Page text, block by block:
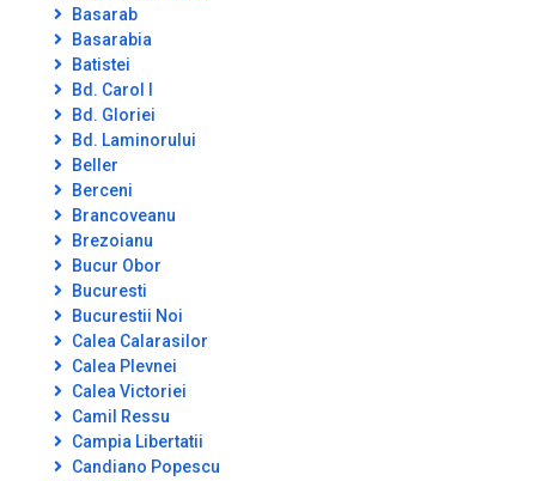
Basarab
Basarabia
Batistei
Bd. Carol I
Bd. Gloriei
Bd. Laminorului
Beller
Berceni
Brancoveanu
Brezoianu
Bucur Obor
Bucuresti
Bucurestii Noi
Calea Calarasilor
Calea Plevnei
Calea Victoriei
Camil Ressu
Campia Libertatii
Candiano Popescu